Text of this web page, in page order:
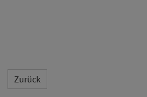
Zurück